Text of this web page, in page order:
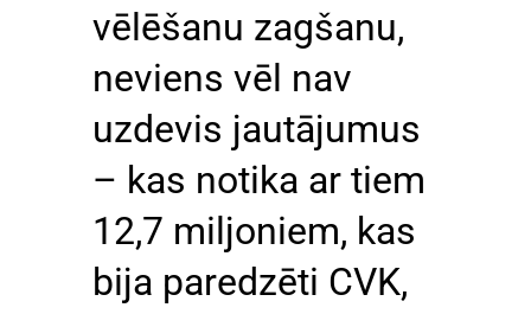
vēlēšanu zagšanu,
neviens vēl nav
uzdevis jautājumus
– kas notika ar tiem
12,7 miljoniem, kas
bija paredzēti CVK,